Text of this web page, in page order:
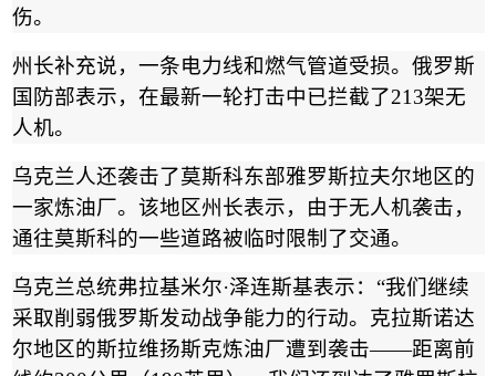
伤。
州长补充说，一条电力线和燃气管道受损。俄罗斯
国防部表示，在最新一轮打击中已拦截了213架无
人机。
乌克兰人还袭击了莫斯科东部雅罗斯拉夫尔地区的
一家炼油厂。该地区州长表示，由于无人机袭击，
通往莫斯科的一些道路被临时限制了交通。
乌克兰总统弗拉基米尔·泽连斯基表示： “我们继续
采取削弱俄罗斯发动战争能力的行动。克拉斯诺达
尔地区的斯拉维扬斯克炼油厂遭到袭击——距离前